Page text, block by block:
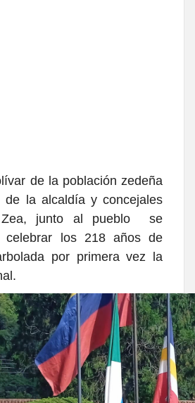
de la población zedeña
de la alcaldía y concejales
Zea, junto al pueblo se
celebrar los 218 años de
por primera vez la